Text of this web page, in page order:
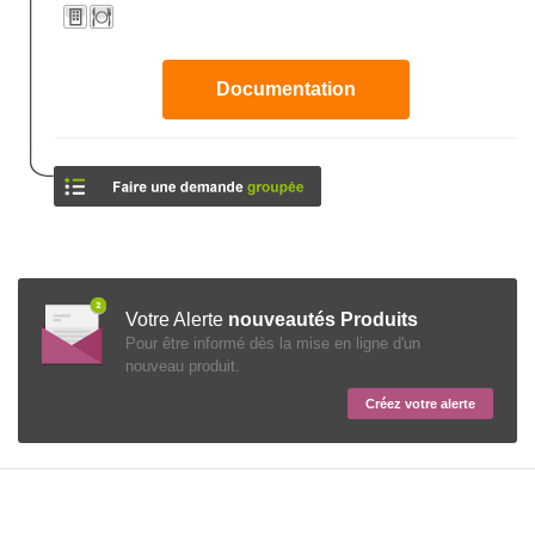
Documentation
Votre Alerte nouveautés Produits
Pour être informé dès la mise en ligne d'un
nouveau produit.
Créez votre alerte